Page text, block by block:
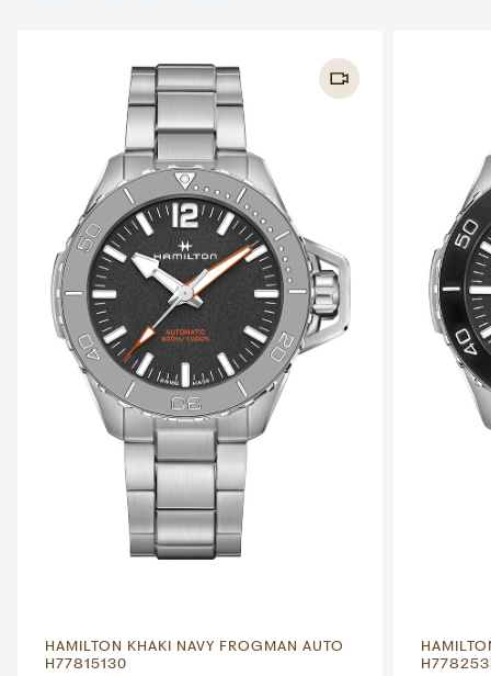
HAMILTON KHAKI NAVY FROGMAN AUTO
H77815130